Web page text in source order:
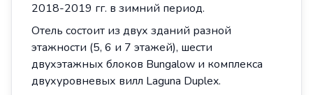
2018-2019 гг. в зимний период.
Отель состоит из двух зданий разной
этажности (5, 6 и 7 этажей), шести
двухэтажных блоков Bungalow и комплекса
двухуровневых вилл Laguna Duplex.